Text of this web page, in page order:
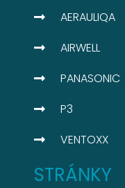
AERAULIQA
AIRWELL
PANASONIC
P3
VENTOXX
STRÁNKY